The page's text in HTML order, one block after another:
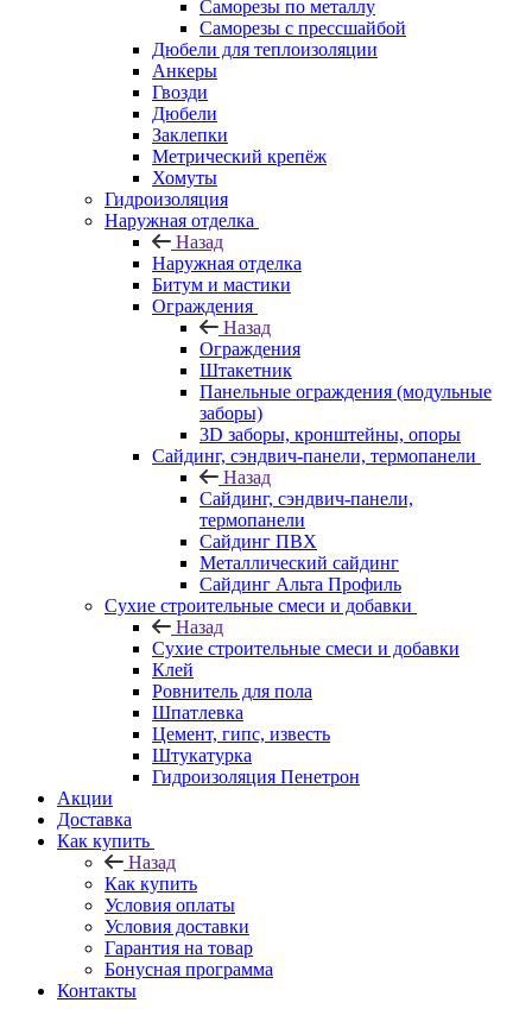
Саморезы по металлу
Саморезы с прессшайбой
Дюбели для теплоизоляции
Анкеры
Гвозди
Дюбели
Заклепки
Метрический крепёж
Хомуты
Гидроизоляция
Наружная отделка
Назад
Наружная отделка
Битум и мастики
Ограждения
Назад
Ограждения
Штакетник
Панельные ограждения (модульные
заборы)
3D заборы, кронштейны, опоры
Cайдинг, сэндвич-панели, термопанели
Назад
Cайдинг, сэндвич-панели,
термопанели
Сайдинг ПВХ
Металлический сайдинг
Сайдинг Альта Профиль
Сухие строительные смеси и добавки
Назад
Сухие строительные смеси и добавки
Клей
Ровнитель для пола
Шпатлевка
Цемент, гипс, известь
Штукатурка
Гидроизоляция Пенетрон
Акции
Доставка
Как купить
Назад
Как купить
Условия оплаты
Условия доставки
Гарантия на товар
Бонусная программа
Контакты